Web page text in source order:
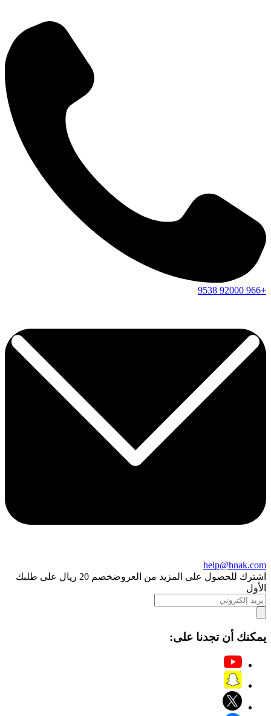
+966
92000
9538
help@hnak.com
اشترك للحصول على المزيد من العروض
خصم 20 ريال على طلبك
الأول
يمكنك أن تجدنا على: